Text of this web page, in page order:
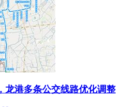
龙港多条公交线路优化调整